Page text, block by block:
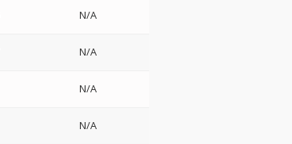
N/A
N/A
N/A
N/A